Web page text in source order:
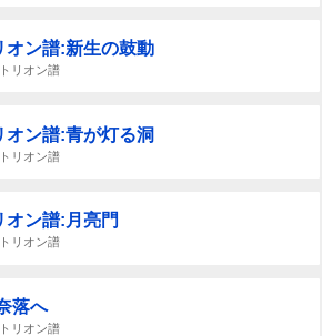
オン譜:新生の鼓動
リオン譜
オン譜:青が灯る洞
リオン譜
オン譜:月亮門
リオン譜
落へ
リオン譜